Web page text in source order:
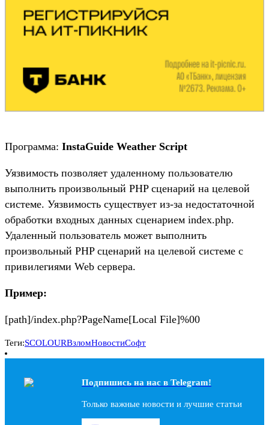
Программа: InstaGuide Weather Script
Уязвимость позволяет удаленному пользователю
выполнить произвольный PHP сценарий на целевой
системе. Уязвимость существует из-за недостаточной
обработки входных данных сценарием index.php.
Удаленный пользователь может выполнить
произвольный PHP сценарий на целевой системе с
привилегиями Web сервера.
Пример:
[path]/index.php?PageName[Local File]%00
Теги:SCOLOURВзломНовостиСофт
Подпишись на наc в Telegram!
Только важные новости и лучшие статьи